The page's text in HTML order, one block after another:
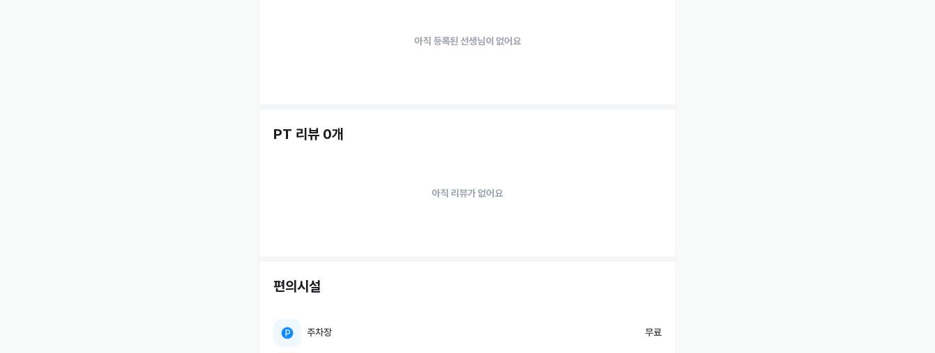
아직 등록된 선생님이 없어요
PT 리뷰 0개
아직 리뷰가 없어요
편의시설
주차장 무료